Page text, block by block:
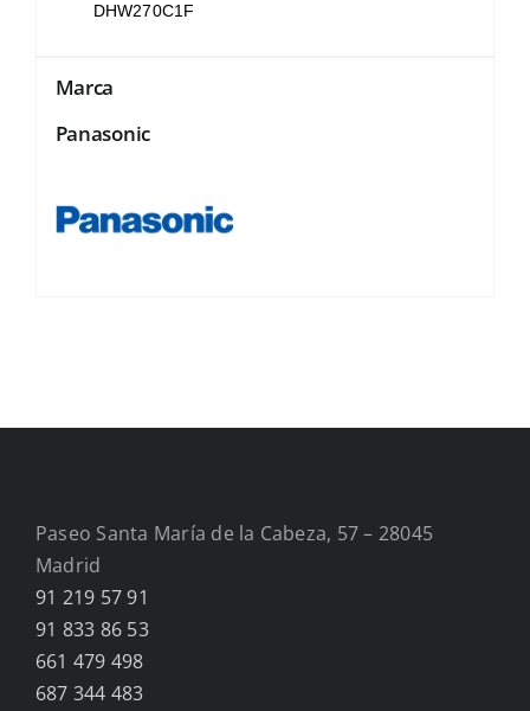
DHW270C1F
Marca
Panasonic
Paseo Santa María de la Cabeza, 57 – 28045
Madrid
91 219 57 91
91 833 86 53
661 479 498
687 344 483